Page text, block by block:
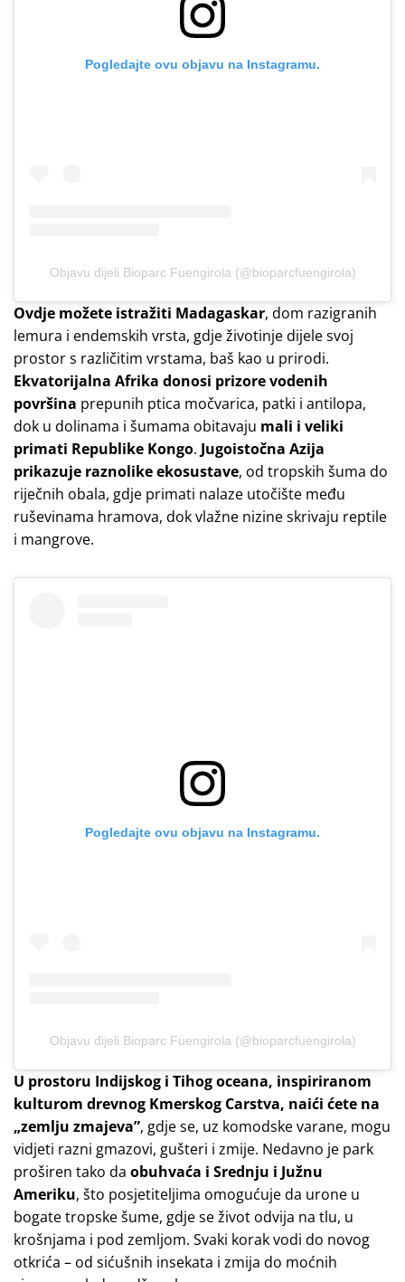
Pogledajte ovu objavu na Instagramu.
Objavu dijeli Bioparc Fuengirola (@bioparcfuengirola)
Ovdje možete istražiti Madagaskar, dom razigranih
lemura i endemskih vrsta, gdje životinje dijele svoj
prostor s različitim vrstama, baš kao u prirodi.
Ekvatorijalna Afrika donosi prizore vodenih
površina prepunih ptica močvarica, patki i antilopa,
dok u dolinama i šumama obitavaju mali i veliki
primati Republike Kongo. Jugoistočna Azija
prikazuje raznolike ekosustave, od tropskih šuma do
riječnih obala, gdje primati nalaze utočište među
ruševinama hramova, dok vlažne nizine skrivaju reptile
i mangrove.
Pogledajte ovu objavu na Instagramu.
Objavu dijeli Bioparc Fuengirola (@bioparcfuengirola)
U prostoru Indijskog i Tihog oceana, inspiriranom
kulturom drevnog Kmerskog Carstva, naići ćete na
„zemlju zmajeva”, gdje se, uz komodske varane, mogu
vidjeti razni gmazovi, gušteri i zmije. Nedavno je park
proširen tako da obuhvaća i Srednju i Južnu
Ameriku, što posjetiteljima omogućuje da urone u
bogate tropske šume, gdje se život odvija na tlu, u
krošnjama i pod zemljom. Svaki korak vodi do novog
otkrića – od sićušnih insekata i zmija do moćnih